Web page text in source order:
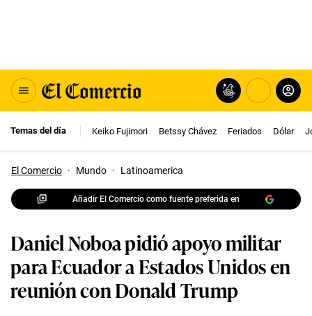
Temas del día Keiko Fujimori Betssy Chávez Feriados Dólar
El Comercio · Mundo · Latinoamerica
Añadir El Comercio como fuente preferida en
Daniel Noboa pidió apoyo militar
para Ecuador a Estados Unidos en
reunión con Donald Trump